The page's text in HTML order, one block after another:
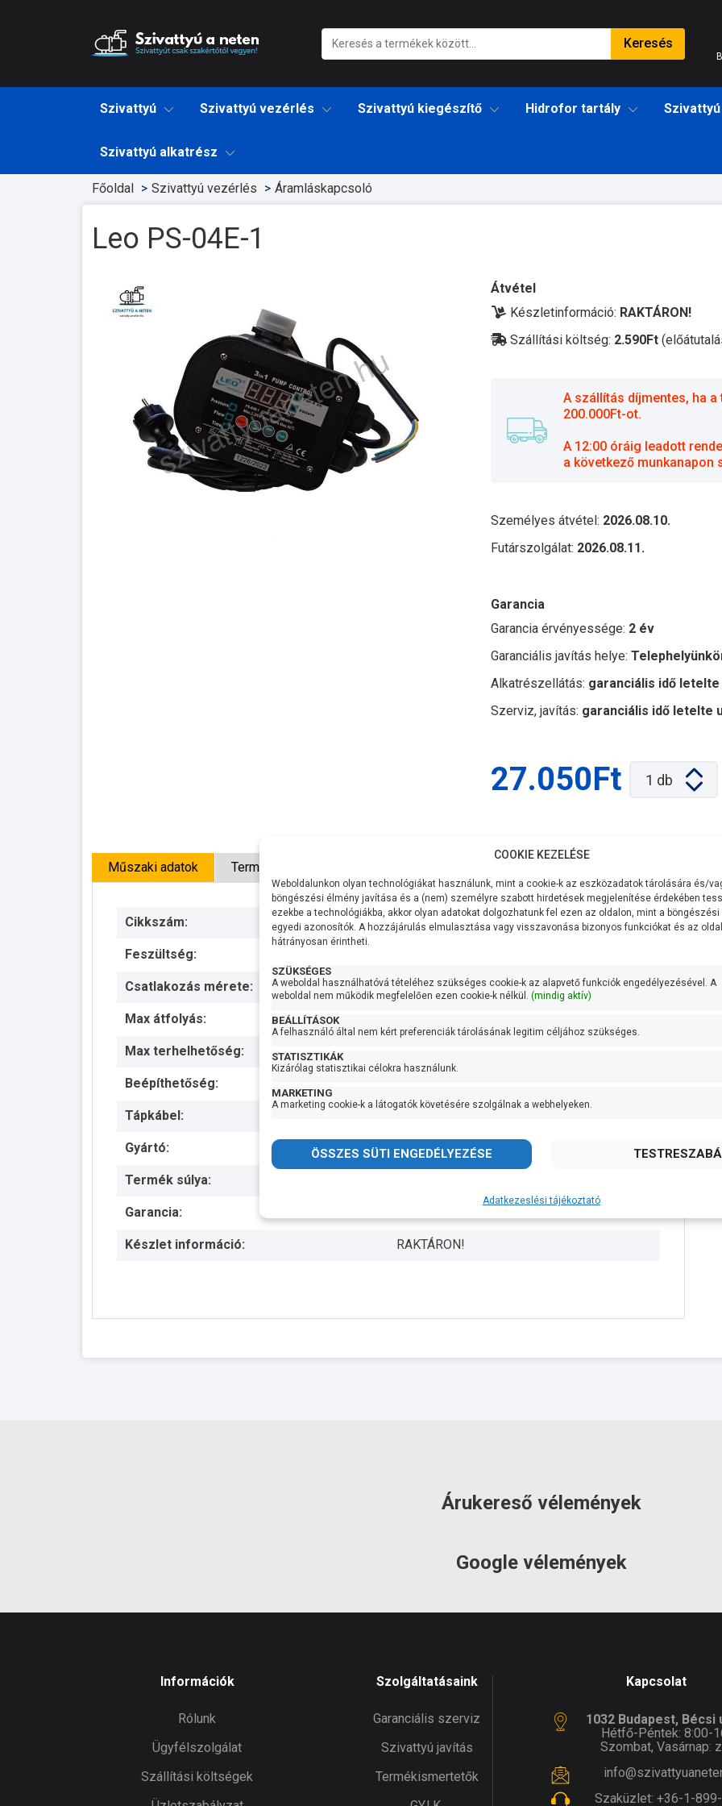
Keresés
Szivattyú Szivattyú vezérlés Szivattyú kiegészítő Hidrofor tartály
Szivattyú alkatrész
Főoldal Szivattyú vezérlés Áramláskapcsoló
Leo PS-04E-1
Átvétel
Készletinformáció: RAKTÁRON!
Szállítási költség: 2.590Ft
A szállítás díjmentes, ha
200.000Ft-ot.
A 12:00 óráig leadott
a következő munkanapon
Személyes átvétel: 2026.08.10.
Futárszolgálat: 2026.08.11.
Garancia
Garancia érvényessége: 2 év
Garanciális javítás helye:
Alkatrészellátás: garanciális idő letelte
Szerviz, javítás: garanciális idő letelte
27.050Ft 1 db
Műszaki adatok Termék leírás
Cikkszám: CK-3004
Feszültség:
Csatlakozás mérete: 1 coll
Max átfolyás:
Max terhelhetőség:
Beépíthetőség:
Tápkábel: Van
Gyártó: Leo
Termék súlya:
Garancia:
Készlet információ: RAKTÁRON!
Árukereső vélemények
Google vélemények
Információk
Rólunk
Ügyfélszolgálat
Szállítási költségek
Szolgáltatásaink
Garanciális szerviz
Szivattyú javítás
Termékismertetők
Kapcsolat
1032 Budapest, Bécsi
Hétfő-Péntek: 8:00-
Szombat, Vasárnap:
Szaküzlet: +36-1-
COOKIE KEZELÉSE
Weboldalunkon olyan technológiákat használunk, mint a cookie-k az eszközadatok tárolására és/
böngészési élmény javítása és a (nem) személyre szabott hirdetések megjelenítése érdekében
ezekbe a technológiákba, akkor olyan adatokat dolgozhatunk fel ezen az oldalon, mint a
egyedi azonosítók. A hozzájárulás elmulasztása vagy visszavonása bizonyos funkciókat és az
hátrányosan érintheti.
SZÜKSÉGES
A weboldal használhatóvá tételéhez szükséges cookie-k az alapvető funkciók engedélyezésével. A
weboldal nem működik megfelelően ezen cookie-k nélkül. (mindig aktív)
BEÁLLÍTÁSOK
A felhasználó által nem kért preferenciák tárolásának legitim céljához szükséges.
STATISZTIKÁK
Kizárólag statisztikai célokra használunk.
MARKETING
A marketing cookie-k a látogatók követésére szolgálnak a webhelyeken.
Adatkezeslési tájékoztató